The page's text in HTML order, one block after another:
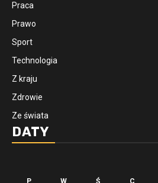
Praca
Prawo
Sport
Technologia
Z kraju
Zdrowie
Ze świata
DATY
P W Ś C